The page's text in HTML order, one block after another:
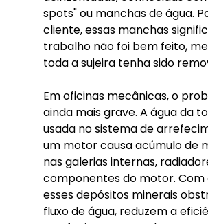
spots" ou manchas de água.
cliente, essas manchas
trabalho não foi bem feito,
toda a sujeira tenha sido
Em oficinas mecânicas, o
ainda mais grave. A água da
usada no sistema de
um motor causa acúmulo de
nas galerias internas,
componentes do motor. Com
esses depósitos minerais
fluxo de água, reduzem a